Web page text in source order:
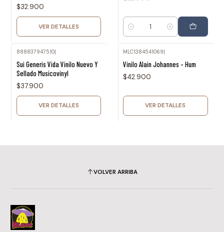
$32.900
VER DETALLES
Cantidad
888837947510|
Sui Generis Vida Vinilo Nuevo Y
Sellado Musicovinyl
$37.900
VER DETALLES
MLC1384541069|
Vinilo Alain Johannes - Hum
$42.900
VER DETALLES
VOLVER ARRIBA